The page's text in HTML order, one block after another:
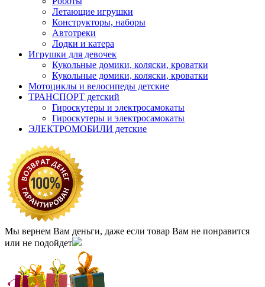
Летающие игрушки
Конструкторы, наборы
Автотреки
Лодки и катера
Игрушки для девочек
Кукольные домики, коляски, кроватки
Кукольные домики, коляски, кроватки
Мотоциклы и велосипеды детские
ТРАНСПОРТ детский
Гироскутеры и электросамокаты
Гироскутеры и электросамокаты
ЭЛЕКТРОМОБИЛИ детские
Мы вернем Вам деньги, даже если товар Вам не понравится
или не подойдет